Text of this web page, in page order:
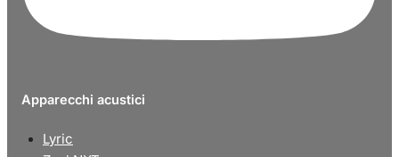
Apparecchi acustici
Lyric